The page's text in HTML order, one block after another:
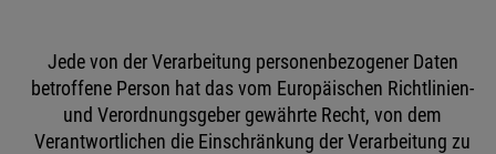
Jede von der Verarbeitung personenbezogener Daten
betroffene Person hat das vom Europäischen Richtlinien-
und Verordnungsgeber gewährte Recht, von dem
Verantwortlichen die Einschränkung der Verarbeitung zu